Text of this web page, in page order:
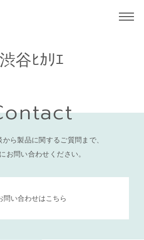
渋谷ﾋｶﾘｴ
ら製品に関するご質問まで、
お問い合わせください。
問い合わせはこちら